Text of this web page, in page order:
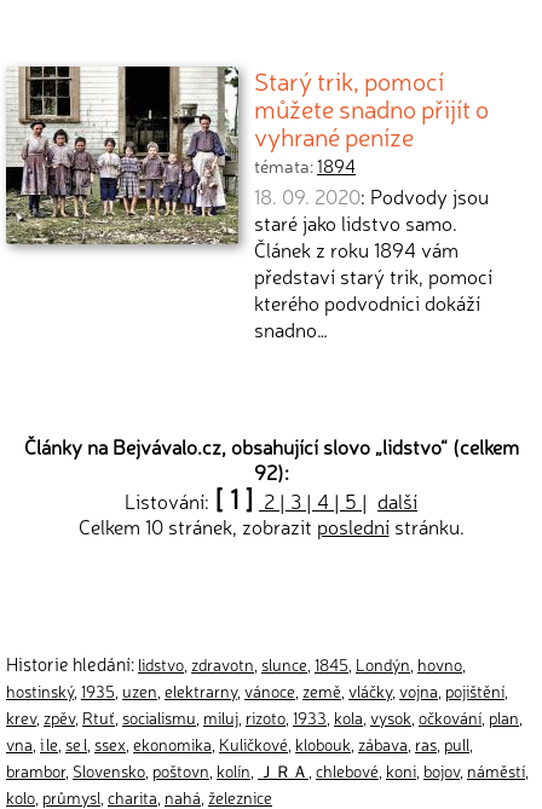
Starý trik, pomocí
můžete snadno přijít o
vyhrané peníze
témata:1894
18. 09. 2020: Podvody jsou
staré jako lidstvo samo.
Článek z roku 1894 vám
představí starý trik, pomocí
kterého podvodníci dokáží
snadno…
Články na Bejvávalo.cz, obsahující slovo „lidstvo“ (celkem
92):
Listování: [ 1 ] 2 | 3 | 4 | 5 | další
Celkem 10 stránek, zobrazit poslednístránku.
Historie hledání: lidstvo zdravotn slunce 1845 Londýn hovno
hostinský, 1935 uzen elektrarny, vánoce země vláčky, vojna pojištění
krev, zpěv, Rtuť socialismu miluj rizoto 1933 kola vysok očkování plan
vna i le se l ssex ekonomika Kuličkové klobouk zábava ras pull
brambor, Slovensko poštovn kolín ＪＲＡ chlebové koni bojov, náměstí
kolo průmysl charita nahá železnice